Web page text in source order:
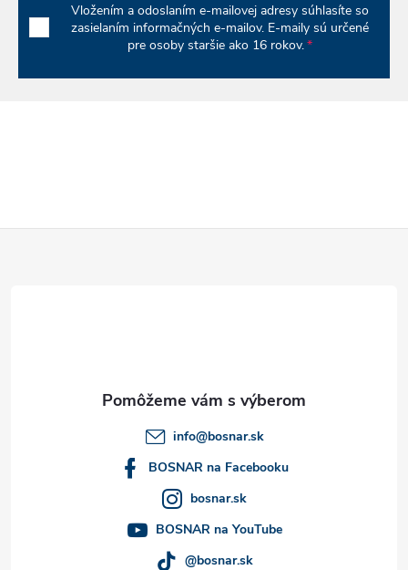
k
p
Vložením a odoslaním e-mailovej adresy súhlasíte so
zasielaním informačných e-mailov. E-maily sú určené
pre osoby staršie ako 16 rokov.
info@bosnar.sk
BOSNAR na Facebooku
bosnar.sk
BOSNAR na YouTube
@bosnar.sk